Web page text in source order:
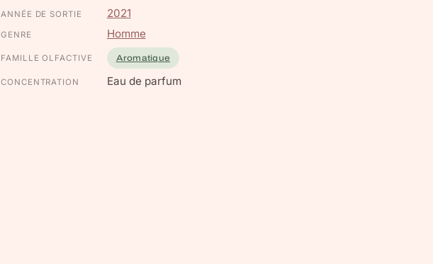
ANNÉE DE SORTIE 2021
GENRE Homme
FAMILLE OLFACTIVE Aromatique
CONCENTRATION Eau de parfum